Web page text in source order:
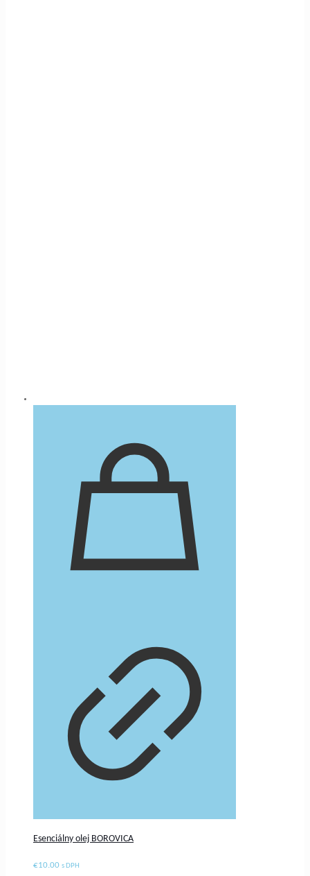
Esenciálny olej BOROVICA
€10.00 s DPH